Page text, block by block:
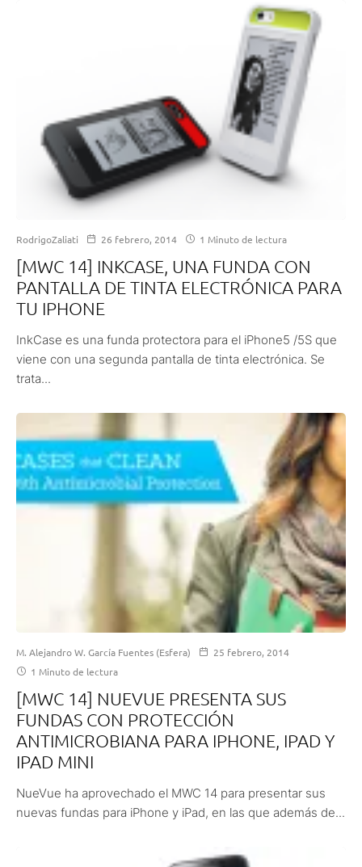
RodrigoZaliati 26 febrero, 2014 1 Minuto de lectura
[MWC 14] INKCASE, UNA FUNDA CON
PANTALLA DE TINTA ELECTRÓNICA PARA
TU IPHONE
InkCase es una funda protectora para el iPhone5 /5S que
viene con una segunda pantalla de tinta electrónica. Se
trata...
M. Alejandro W. García Fuentes (Esfera)
25 febrero, 2014
1 Minuto de lectura
[MWC 14] NUEVUE PRESENTA SUS
FUNDAS CON PROTECCIÓN
ANTIMICROBIANA PARA IPHONE, IPAD Y
IPAD MINI
NueVue ha aprovechado el MWC 14 para presentar sus
nuevas fundas para iPhone y iPad, en las que además de...